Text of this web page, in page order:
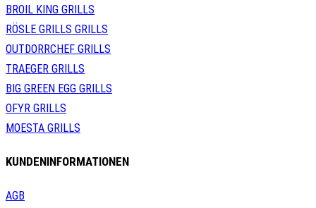
BROIL KING GRILLS
RÖSLE GRILLS GRILLS
OUTDORRCHEF GRILLS
TRAEGER GRILLS
BIG GREEN EGG GRILLS
OFYR GRILLS
MOESTA GRILLS
KUNDENINFORMATIONEN
AGB